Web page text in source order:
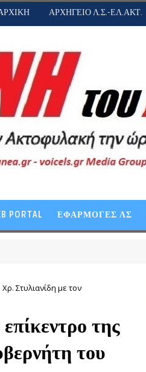
ΑΡΧΗΓΕΙΟ Λ.Σ.-ΕΛ.ΑΚΤ.
PORTAL ΕΦΑΡΜΟΓΕΣ ΛΣ
Στυλιανίδη με τον
της
του